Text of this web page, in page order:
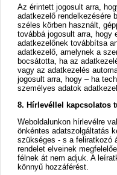
Az érintett jogosult arra,
adatkezelő rendelkezésére
széles körben használt,
továbbá jogosult arra, hogy
adatkezelőnek továbbítsa
adatkezelő, amelynek a
bocsátotta, ha az
vagy az adatkezelés
jogosult arra, hogy – ha
személyes adatok
8. Hírlevéllel kapcsolatos
Weboldalunkon hírlevélre
önkéntes adatszolgáltatás
szükséges - s a feliratkozó
rendelet elveinek
félnek át nem adjuk. A
könnyű hozzáférést.